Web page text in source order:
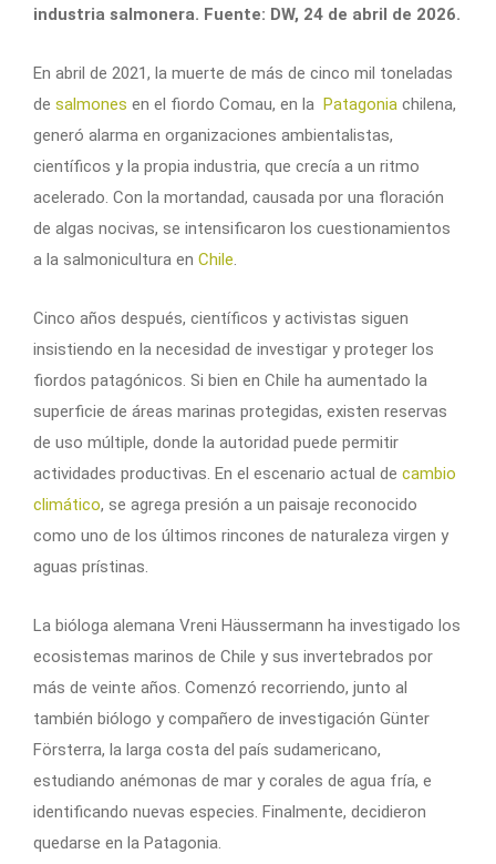
industria salmonera. Fuente: DW, 24 de abril de 2026.
En abril de 2021, la muerte de más de cinco mil toneladas
de salmones en el fiordo Comau, en la Patagonia chilena,
generó alarma en organizaciones ambientalistas,
científicos y la propia industria, que crecía a un ritmo
acelerado. Con la mortandad, causada por una floración
de algas nocivas, se intensificaron los cuestionamientos
a la salmonicultura en Chile.
Cinco años después, científicos y activistas siguen
insistiendo en la necesidad de investigar y proteger los
fiordos patagónicos. Si bien en Chile ha aumentado la
superficie de áreas marinas protegidas, existen reservas
de uso múltiple, donde la autoridad puede permitir
actividades productivas. En el escenario actual de cambio
climático, se agrega presión a un paisaje reconocido
como uno de los últimos rincones de naturaleza virgen y
aguas prístinas.
La bióloga alemana Vreni Häussermann ha investigado los
ecosistemas marinos de Chile y sus invertebrados por
más de veinte años. Comenzó recorriendo, junto al
también biólogo y compañero de investigación Günter
Försterra, la larga costa del país sudamericano,
estudiando anémonas de mar y corales de agua fría, e
identificando nuevas especies. Finalmente, decidieron
quedarse en la Patagonia.